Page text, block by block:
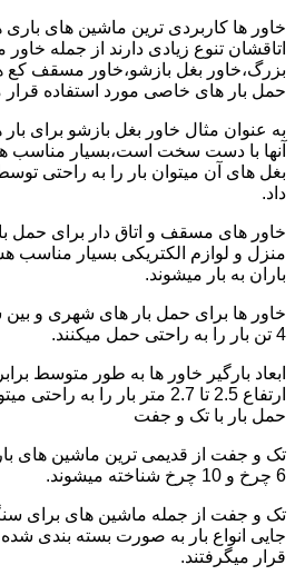
خاور ها کاربردی ترین ماشین های باری
اتاقشان تنوع زیادی دارند از جمله خاور
بزرگ،خاور بغل بازشو،خاور مسقف کع
حمل بار های خاصی مورد استفاده قرار
به عنوان مثال خاور بغل بازشو برای
آنها با دست سخت است،بسیار مناسب
بغل های آن میتوان بار را به راحتی
داد.
خاور های مسقف و اتاق دار برای حمل
منزل و لوازم الکتریکی بسیار مناسب
باران به بار میشوند.
خاور ها برای حمل بار های شهری و
4 تن بار را به راحتی حمل میکنند.
ارتفاع 2.5 تا 2.7 متر بار را به راحتی میتوان روی آنها قرار داد.
حمل بار با تک و جفت
تک و جفت از قدیمی ترین ماشین های
6 چرخ و 10 چرخ شناخته میشوند.
تک و جفت از جمله ماشین های برای
جایی انواع بار به صورت بسته بندی شده
قرار میگرفتند.